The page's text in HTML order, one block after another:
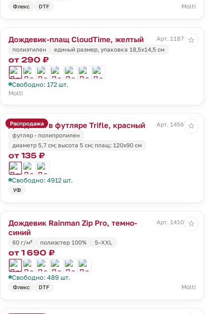
Флекс DTF Molti
Дождевик-плащ CloudTime, желтый
Арт. 11876.80
полиэтилен
единый размер, упаковка 18,5х14,5 см
от 290 ₽
Свободно: 172 шт.
Molti
☆
Распродажа
Дождевик в футляре Trifle, красный
Арт. 14567.50
футляр - полипропилен
диаметр 5,7 см; высота 5 см; плащ: 120х90 см
от 135 ₽
Свободно: 4912 шт.
УФ
☆
Дождевик Rainman Zip Pro, темно-
синий
Арт. 14107.40
60 г/м² полиэстер 100% S–XXL
от 1 690 ₽
Свободно: 489 шт.
Флекс DTF Molti
☆